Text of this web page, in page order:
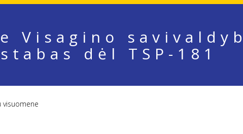
Visagino
dėl TSP-181
visuomene